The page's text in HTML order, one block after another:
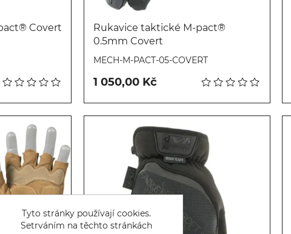
Covert
Rukavice taktické M-pact®
0.5mm Covert
MECH-M-PACT-05-COVERT
1 050,00 Kč
Tyto stránky používají cookies.
Setrváním na těchto stránkách